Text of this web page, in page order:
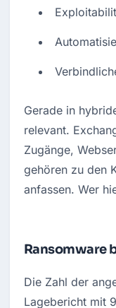
Gerade in
relevant.
Zugänge,
gehören zu den
anfassen. Wer
Ransomware
Die Zahl der
Lagebericht mit